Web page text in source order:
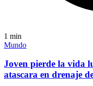
1 min
Mundo
Joven pierde la vida
atascara en drenaje